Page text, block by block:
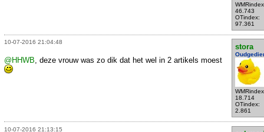
46.743
OTindex:
97.361
10-07-2016 21:04:48
stora
18.714
OTindex:
2.861
@HHWB, deze vrouw was zo dik dat het wel in 2 artikels moest
10-07-2016 21:13:15